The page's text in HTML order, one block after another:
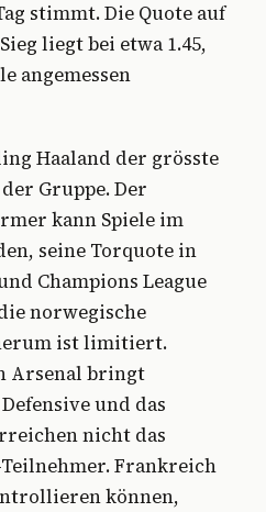
stimmt. Die Quote auf
liegt bei etwa 1.45,
angemessen
Haaland der grösste
Gruppe. Der
kann Spiele im
seine Torquote in
Champions League
norwegische
ist limitiert.
Arsenal bringt
und das
nicht das
Frankreich
können,